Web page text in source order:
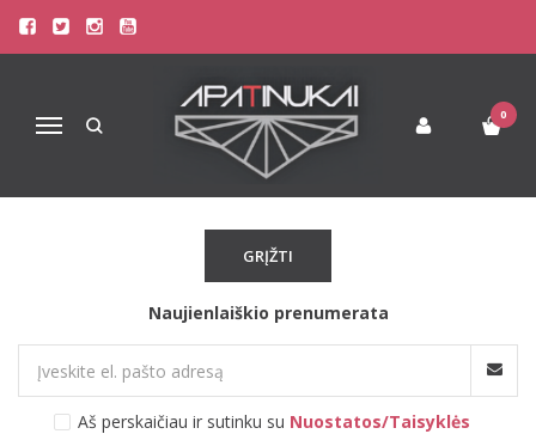
Navigacija
0
GAIA
Pirkite pagal gamintoją Gaia
Atsiprašome, tačiau pasirinkto gamintojo prekių šiuo metu
GRĮŽTI
Naujienlaiškio prenumerata
Aš perskaičiau ir sutinku su Nuostatos/Taisyklės